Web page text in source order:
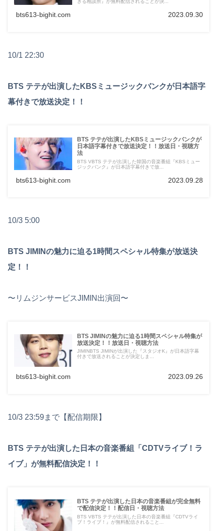
きる相談所』が無料配信されることが決...
bts613-bighit.com 2023.09.30
10/1 22:30
BTS テテが出演したKBSミュージックバンクが日本語字
幕付きで放送決定！！
BTS テテが出演したKBSミュージックバンクが
日本語字幕付きで放送決定！！放送日・視聴方
法
BTS VBTS テテが出演した韓国の音楽番組『KBSミュー
ジックバンク』が日本語字幕付きで放...
bts613-bighit.com 2023.09.28
10/3 5:00
BTS JIMINの魅力に迫る1時間スペシャル特集が放送決
定！！
〜リムジンサービスJIMIN出演回〜
BTS JIMINの魅力に迫る1時間スペシャル特集が
放送決定！！放送日・視聴方法
JIMINBTS JIMINが出演した『スタジオK』が日本語字幕
付きで放送されることが決定しま...
bts613-bighit.com 2023.09.26
10/3 23:59まで【配信期限】
BTS テテが出演した日本の音楽番組「CDTVライブ！ラ
イブ」が無料配信決定！！
BTS テテが出演した日本の音楽番組が完全無料
で配信決定！！配信日・視聴方法
BTS VBTS テテが出演した日本の音楽番組『CDTVライ
ブ！ライブ！』が無料配信されること...